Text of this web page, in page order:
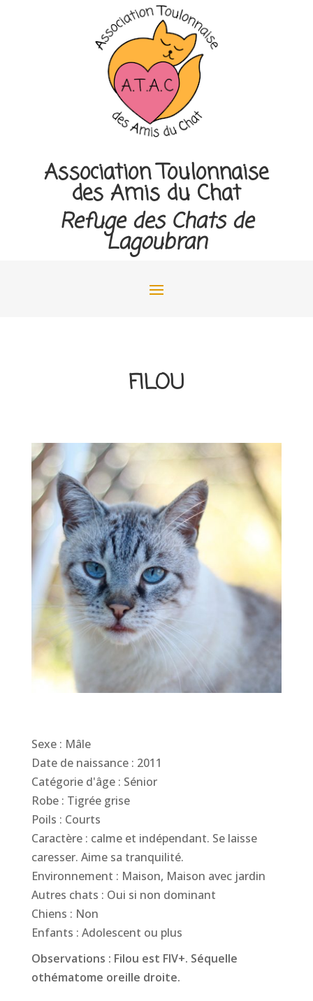
Association Toulonnaise
des Amis du Chat
Refuge des Chats de
Lagoubran
FILOU
Sexe : Mâle
Date de naissance : 2011
Catégorie d'âge : Sénior
Robe : Tigrée grise
Poils : Courts
Caractère : calme et indépendant. Se laisse
caresser. Aime sa tranquilité.
Environnement : Maison, Maison avec jardin
Autres chats : Oui si non dominant
Chiens : Non
Enfants : Adolescent ou plus
Observations : Filou est FIV+. Séquelle
othématome oreille droite.